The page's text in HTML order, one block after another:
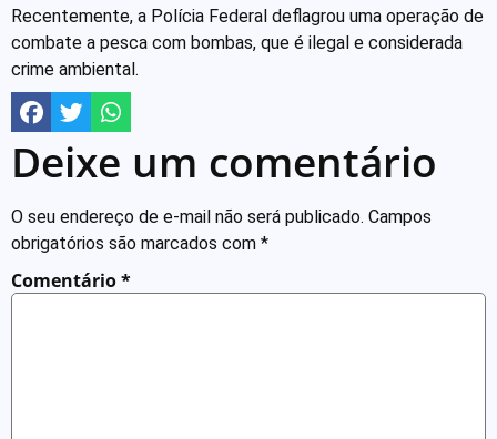
Recentemente, a Polícia Federal deflagrou uma operação de
combate a pesca com bombas, que é ilegal e considerada
crime ambiental.
Deixe um comentário
O seu endereço de e-mail não será publicado. Campos
obrigatórios são marcados com *
Comentário*